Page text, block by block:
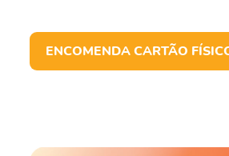
ENCOMENDA CARTÃO